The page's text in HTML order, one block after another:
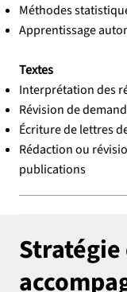
Méthodes
Apprentissage
Textes
Interprétation des
Révision de
Écriture de lettres
Rédaction ou
publications